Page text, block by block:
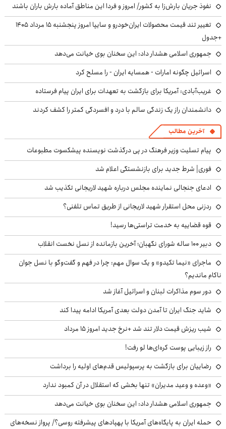
نفوذ جریان بارش‌زا به کشور/ امروز و فردا این مناطق آماده بارش باران باشند
تغییر تند قیمت محصولات ایران‌خودرو و سایپا امروز پنجشنبه ۱۵ مرداد ۱۴۰۵
+جدول
جمهوری اسلامی هشدار داد: این سخنان بوی خیانت می‌دهد
اسرائیل چگونه امارات - همسایه ایران - را مسلح کرد
غریب‌آبادی: آمریکا برای بازگشت به تعهدات برای ایران پیام فرستاده
دانشمندان راز یک زندگی سالم با درد و افسردگی کمتر را کشف کردند
آخرین مطالب
پیام تسلیت وزیر فرهنگ در پی درگذشت نویسنده پیشکسوت مطبوعات
فوری| شرط جدید برای بازنشستگی اعلام شد
ادعای جنجالی نماینده مجلس درباره شهید لاریجانی تکذیب شد
ردزنی محل استقرار شهید لاریجانی از طریق تماس تلفنی؟
قوه قضاییه به خدمت تراستی‌ها رسید!
دبیر ۱۰۰ ساله شورای نگهبان؛ آخرین بازمانده از نسل نخست انقلاب
ماجرای «نیما تکیدو» و یک سوال مهم: چرا در فهم و گفت‌وگو با نسل جوان
ناکام ماندیم؟
دور سوم مذاکرات لبنان و اسرائیل آغاز شد
شاید جنگ ایران تا آمدن دولت بعدی آمریکا ادامه پیدا کند
شیب ریزش قیمت دلار تند شد +نرخ جدید امروز ۱۵ مرداد
راز زیبایی پوست کره‌ای‌ها لو رفت!
رضاییان برای بازگشت به پرسپولیس قدم‌های اولیه را برداشت
«وعده و وعید مدیران» تنها بخشی که استقلال در آن کمبود ندارد
جمهوری اسلامی هشدار داد: این سخنان بوی خیانت می‌دهد
حمله ایران به پایگاه‌های آمریکا با پهپادهای پیشرفته روسی؟/ پرواز نسخه‌های